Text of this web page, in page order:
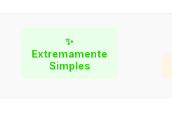
✨
Extremamente
Simples